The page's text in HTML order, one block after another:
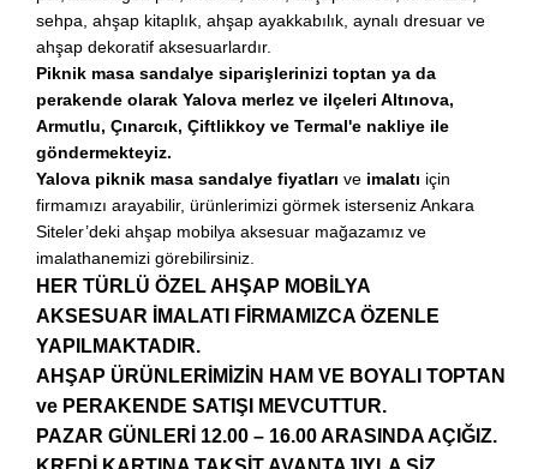
sehpa, ahşap kitaplık, ahşap ayakkabılık, aynalı dresuar ve
ahşap dekoratif aksesuarlardır.
Piknik masa sandalye siparişlerinizi toptan ya da
perakende olarak Yalova merlez ve ilçeleri Altınova,
Armutlu, Çınarcık, Çiftlikkoy ve Termal'e nakliye ile
göndermekteyiz.
Yalova piknik masa sandalye fiyatları ve imalatı için
firmamızı arayabilir, ürünlerimizi görmek isterseniz Ankara
Siteler’deki ahşap mobilya aksesuar mağazamız ve
imalathanemizi görebilirsiniz.
HER TÜRLÜ ÖZEL AHŞAP MOBİLYA
AKSESUAR İMALATI FİRMAMIZCA ÖZENLE
YAPILMAKTADIR.
AHŞAP ÜRÜNLERİMİZİN HAM VE BOYALI TOPTAN
ve PERAKENDE SATIŞI MEVCUTTUR.
PAZAR GÜNLERİ 12.00 – 16.00 ARASINDA AÇIĞIZ.